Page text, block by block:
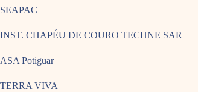
SEAPAC
INST. CHAPÉU DE COURO TECHNE SAR
ASA Potiguar
TERRA VIVA